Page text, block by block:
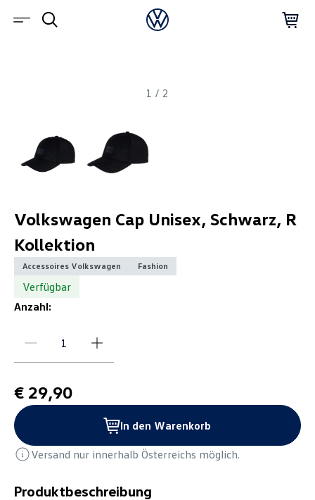
1 / 2
Produktbeschreibung
Volkswagen Cap Unisex, Schwarz, R
Kollektion
Accessoires Volkswagen Fashion
Verfügbar
Anzahl:
€ 29,90
In den Warenkorb
Versand nur innerhalb Österreichs möglich.